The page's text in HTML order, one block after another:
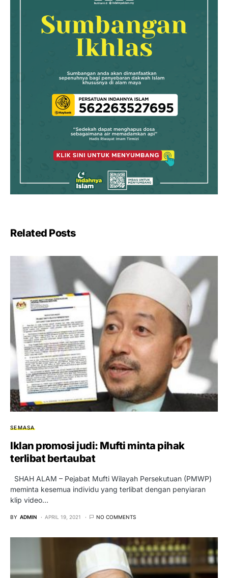
Related Posts
SEMASA
Iklan promosi judi: Mufti minta pihak
terlibat bertaubat
SHAH ALAM – Pejabat Mufti Wilayah Persekutuan (PMWP)
meminta kesemua individu yang terlibat dengan penyiaran
klip video…
BY ADMIN APRIL 19, 2021 NO COMMENTS